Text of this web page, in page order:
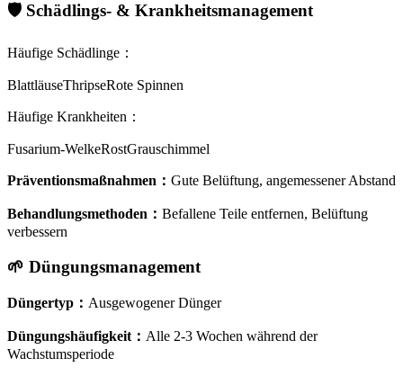
🛡️ Schädlings- & Krankheitsmanagement
Häufige Schädlinge ：
BlattläuseThripseRote Spinnen
Häufige Krankheiten ：
Fusarium-WelkeRostGrauschimmel
Präventionsmaßnahmen ： Gute Belüftung, angemessener Abstand
Behandlungsmethoden ： Befallene Teile entfernen, Belüftung
verbessern
🌱 Düngungsmanagement
Düngertyp ： Ausgewogener Dünger
Düngungshäufigkeit ： Alle 2-3 Wochen während der
Wachstumsperiode